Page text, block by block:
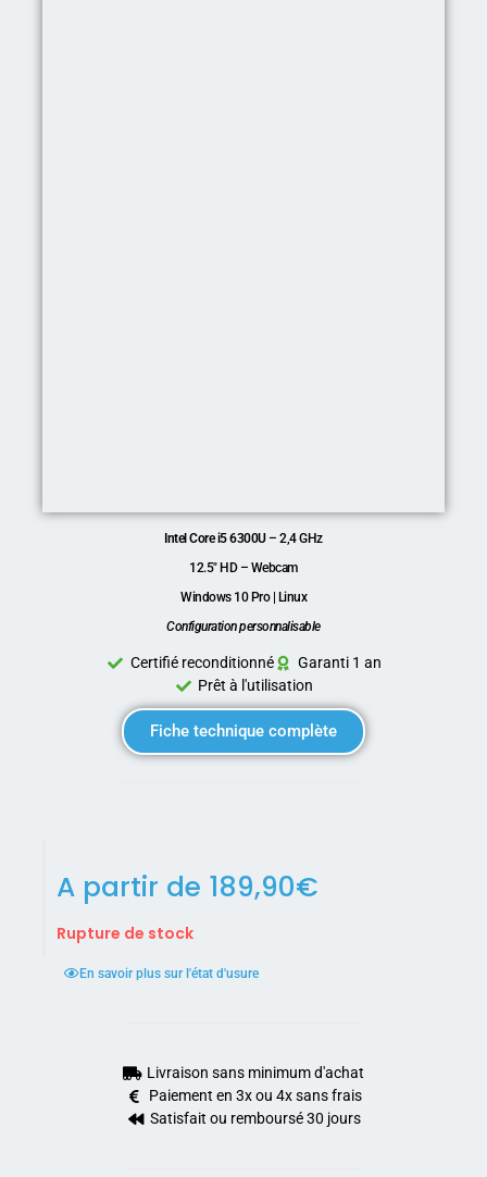
Intel Core i5 6300U– 2,4 GHz
12.5″ HD – Webcam
Windows 10 Pro | Linux
Configuration personnalisable
Certifié reconditionné
Garanti 1 an
Prêt à l'utilisation
Fiche technique complète
A partir de 189,90€
Rupture de stock
En savoir plus sur l'état d'usure
Livraison sans minimum d'achat
Paiement en 3x ou 4x sans frais
Satisfait ou remboursé 30 jours